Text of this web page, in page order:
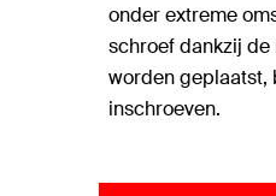
onder extreme
schroef dankzij
worden geplaatst,
inschroeven.